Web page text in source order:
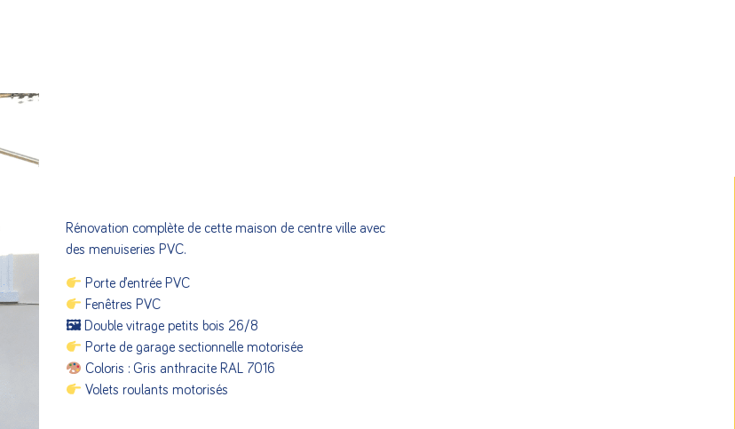
Rénovation complète de cette maison de centre ville avec
des menuiseries PVC.
Porte d’entrée PVC
Fenêtres PVC
🖼 Double vitrage petits bois 26/8
Porte de garage sectionnelle motorisée
Coloris : Gris anthracite RAL 7016
Volets roulants motorisés